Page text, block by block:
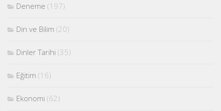
Deneme (197)
Din ve Bilim (20)
Dinler Tarihi (35)
Eğitim (16)
Ekonomi (62)